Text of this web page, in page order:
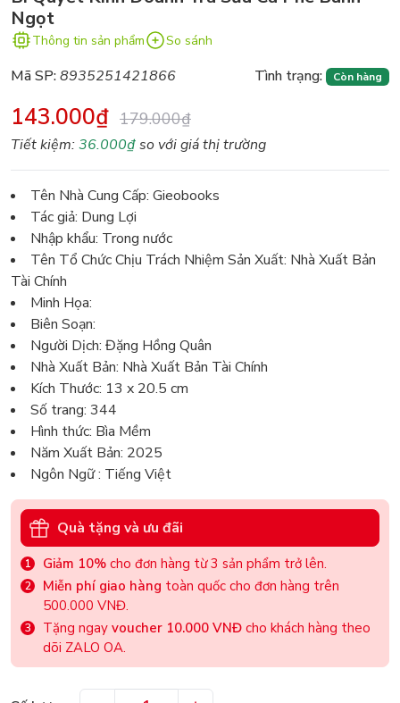
Ngọt
Thông tin sản phẩm So sánh
Mã SP:8935251421866 Tình trạng: Còn hàng
143.000₫ 179.000₫
Tiết kiệm:36.000₫so với giá thị trường
Tên Nhà Cung Cấp: Gieobooks
Tác giả: Dung Lợi
Nhập khẩu: Trong nước
Tên Tổ Chức Chịu Trách Nhiệm Sản Xuất: Nhà Xuất Bản
Tài Chính
Minh Họa:
Biên Soạn:
Người Dịch: Đặng Hồng Quân
Nhà Xuất Bản: Nhà Xuất Bản Tài Chính
Kích Thước: 13 x 20.5 cm
Số trang: 344
Hình thức: Bìa Mềm
Năm Xuất Bản: 2025
Ngôn Ngữ : Tiếng Việt
Quà tặng và ưu đãi
Giảm 10% cho đơn hàng từ 3 sản phẩm trở lên.
Miễn phí giao hàng toàn quốc cho đơn hàng trên
500.000 VNĐ.
Tặng ngay voucher 10.000 VNĐ cho khách hàng theo
dõi ZALO OA.